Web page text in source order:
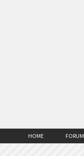
HOME FORUM